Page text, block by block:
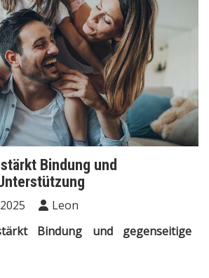
Bindung und
Leon
Bindung und gegenseitige